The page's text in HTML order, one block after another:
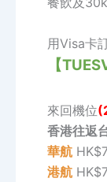
用Visa卡
【
來回機位
香港往返
華航
港航